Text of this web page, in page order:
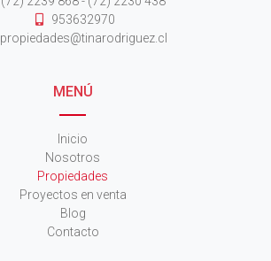
953632970
propiedades@tinarodriguez.cl
MENÚ
Inicio
Nosotros
Propiedades
Proyectos en venta
Blog
Contacto